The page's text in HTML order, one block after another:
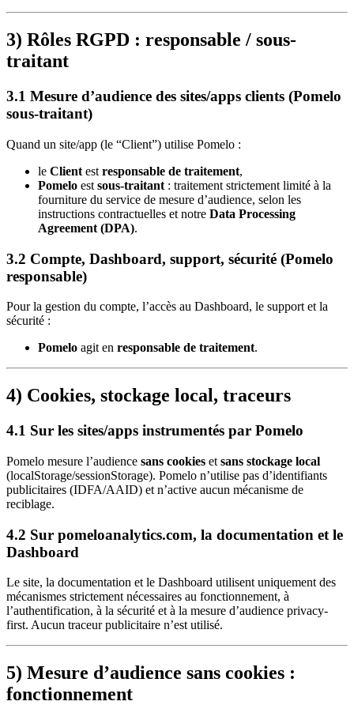
3) Rôles RGPD : responsable / sous-
traitant
3.1 Mesure d’audience des sites/apps clients (Pomelo
sous-traitant)
Quand un site/app (le “Client”) utilise Pomelo :
le Client est responsable de traitement,
Pomelo est sous-traitant : traitement strictement limité à la
fourniture du service de mesure d’audience, selon les
instructions contractuelles et notre Data Processing
Agreement (DPA).
3.2 Compte, Dashboard, support, sécurité (Pomelo
responsable)
Pour la gestion du compte, l’accès au Dashboard, le support et la
sécurité :
Pomelo agit en responsable de traitement.
4) Cookies, stockage local, traceurs
4.1 Sur les sites/apps instrumentés par Pomelo
Pomelo mesure l’audience sans cookies et sans stockage local
(localStorage/sessionStorage). Pomelo n’utilise pas d’identifiants
publicitaires (IDFA/AAID) et n’active aucun mécanisme de
reciblage.
4.2 Sur pomeloanalytics.com, la documentation et le
Dashboard
Le site, la documentation et le Dashboard utilisent uniquement des
mécanismes strictement nécessaires au fonctionnement, à
l’authentification, à la sécurité et à la mesure d’audience privacy-
first. Aucun traceur publicitaire n’est utilisé.
5) Mesure d’audience sans cookies :
fonctionnement